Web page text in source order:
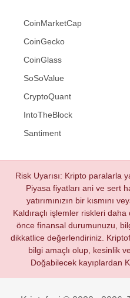
CoinMarketCap
CoinGecko
CoinGlass
SoSoValue
CryptoQuant
IntoTheBlock
Santiment
Risk Uyarısı: Kripto paralarla
Piyasa fiyatları ani ve sert
yatırımınızın bir kısmını
Kaldıraçlı işlemler riskleri daha
önce finansal durumunuzu,
dikkatlice değerlendiriniz.
bilgi amaçlı olup, kesinlik
Doğabilecek kayıplardan